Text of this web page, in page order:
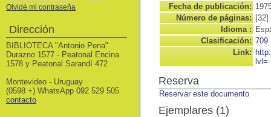
Fecha de publicación:
Número de páginas: [32]
Idioma :
Clasificación: 709
Link:
lvl=
Reserva
Reservar este documento
Ejemplares (1)
Olvidé mi contraseña
Dirección
BIBLIOTECA "Antonio Pena"
Durazno 1577 - Peatonal Encina
1578 y Peatonal Sarandí 472
Montevideo - Uruguay
(0598 +) WhatsApp 092 529 505
contacto